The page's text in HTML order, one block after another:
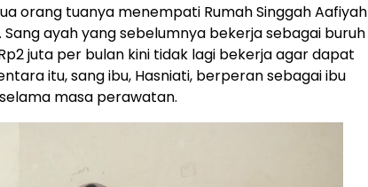
orang tuanya menempati Rumah Singgah Aafiyah
ayah yang sebelumnya bekerja sebagai buruh
juta per bulan kini tidak lagi bekerja agar dapat
itu, sang ibu, Hasniati, berperan sebagai ibu
masa perawatan.